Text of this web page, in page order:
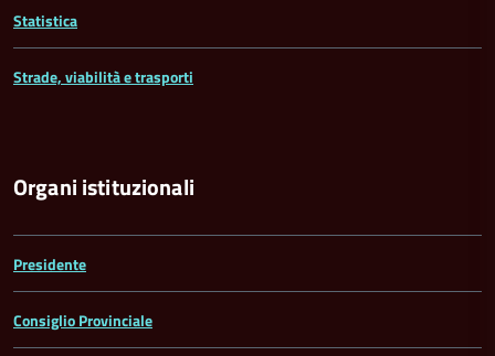
Statistica
Strade, viabilità e trasporti
Organi istituzionali
Presidente
Consiglio Provinciale